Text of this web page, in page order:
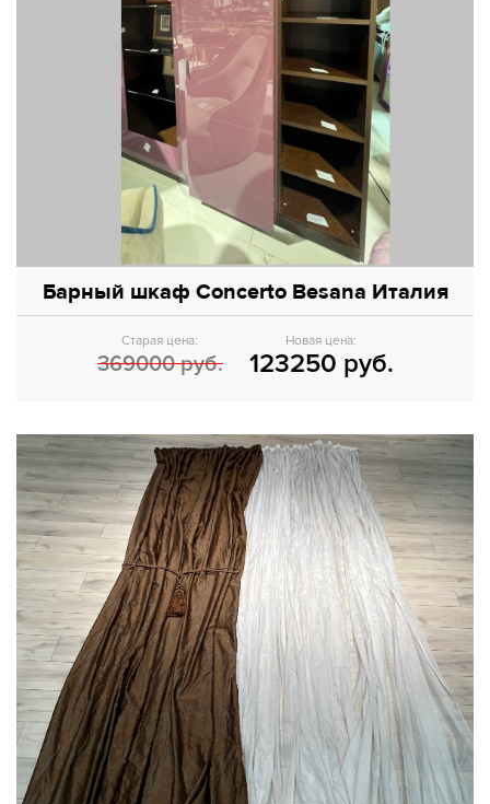
Барный шкаф Concerto Besana Италия
Старая цена:
369000 руб.
Новая цена:
123250 руб.